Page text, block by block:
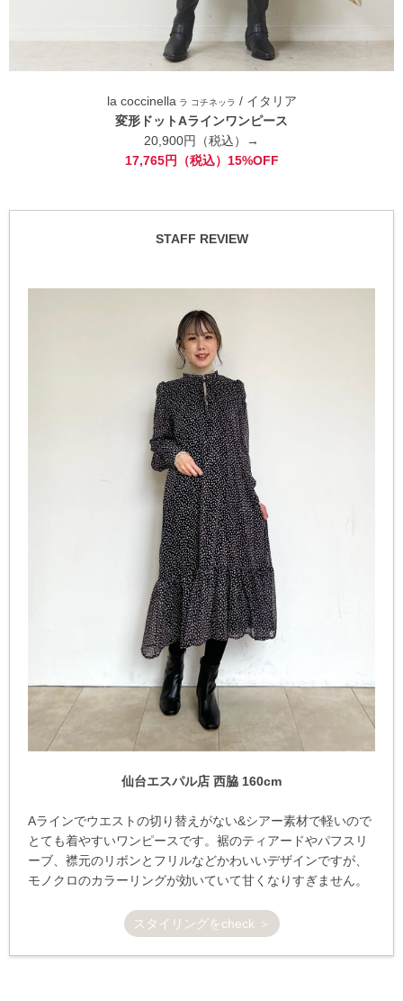
la coccinella ラ コチネッラ / イタリア
変形ドットAラインワンピース
20,900円（税込）→
17,765円（税込）15%OFF
STAFF REVIEW
仙台エスパル店 西脇 160cm
Aラインでウエストの切り替えがない&シアー素材で軽いので
とても着やすいワンピースです。裾のティアードやパフスリ
ーブ、襟元のリボンとフリルなどかわいいデザインですが、
モノクロのカラーリングが効いていて甘くなりすぎません。
スタイリングをcheck ＞